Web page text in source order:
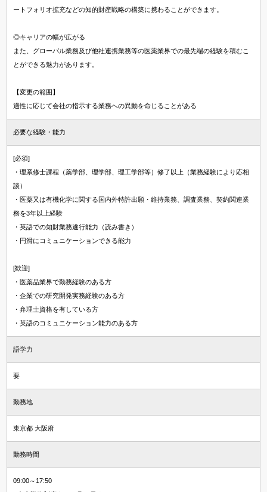
ートフォリオ拡充などの知的財産戦略の構築に携わることができます。
◎キャリアの幅が広がる
また、グローバル業務及び他社連携業務等の医薬業界での最先端の経験を積むこ
とができる魅力があります。
【変更の範囲】
適性に応じて会社の指示する業務への異動を命じることがある
必要な経験・能力
[必須]
・理系修士課程（薬学部、理学部、理工学部等）修了以上（業務経験により応相
談）
・医薬又は有機化学に関する国内外特許出願・維持業務、調査業務、契約関連業
務を3年以上経験
・英語での知財業務遂行能力（読み書き）
・円滑にコミュニケーションできる能力
[歓迎]
・医薬品業界で勤務経験のある方
・企業での研究開発実務経験のある方
・弁理士資格を有している方
・英語のコミュニケーション能力のある方
語学力
要
勤務地
東京都 大阪府
勤務時間
09:00～17:50